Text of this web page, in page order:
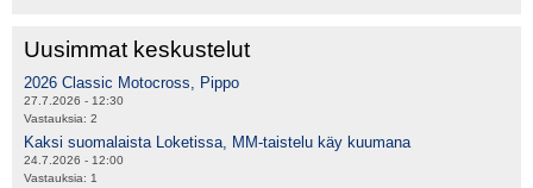
Uusimmat keskustelut
2026 Classic Motocross, Pippo
27.7.2026 - 12:30
Vastauksia: 2
Kaksi suomalaista Loketissa, MM-taistelu käy kuumana
24.7.2026 - 12:00
Vastauksia: 1